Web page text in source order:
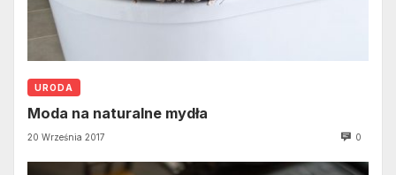
URODA
Moda na naturalne mydła
20 Września 2017 0